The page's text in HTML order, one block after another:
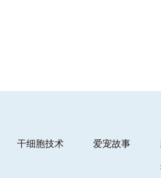
干细胞技术 爱宠故事